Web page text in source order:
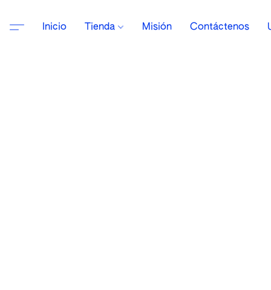
Inicio Tienda Misión Contáctenos